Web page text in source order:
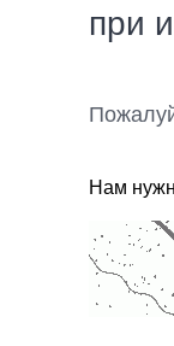
при
Нам